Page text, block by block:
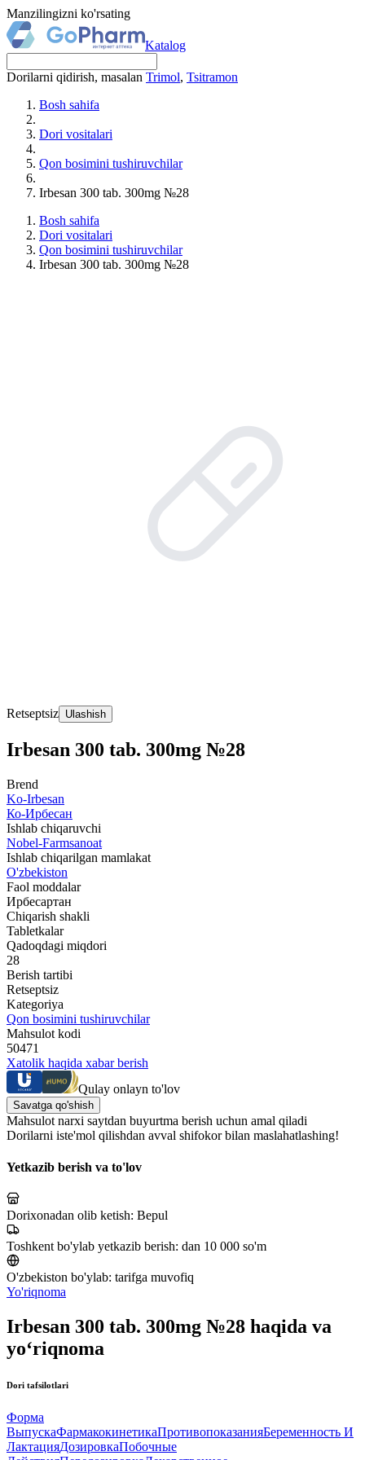
Manzilingizni ko'rsating
Katalog
Dorilarni qidirish, masalan Trimol, Tsitramon
Bosh sahifa
Dori vositalari
Qon bosimini tushiruvchilar
Irbesan 300 tab. 300mg №28
Bosh sahifa
Dori vositalari
Qon bosimini tushiruvchilar
Irbesan 300 tab. 300mg №28
Retseptsiz Ulashish
Irbesan 300 tab. 300mg №28
Brend
Ko-Irbesan
Ко-Ирбесан
Ishlab chiqaruvchi
Nobel-Farmsanoat
Ishlab chiqarilgan mamlakat
O'zbekiston
Faol moddalar
Ирбесартан
Chiqarish shakli
Tabletkalar
Qadoqdagi miqdori
28
Berish tartibi
Retseptsiz
Kategoriya
Qon bosimini tushiruvchilar
Mahsulot kodi
50471
Xatolik haqida xabar berish
Qulay onlayn to'lov
Savatga qo'shish
Mahsulot narxi saytdan buyurtma berish uchun amal qiladi
Dorilarni iste'mol qilishdan avval shifokor bilan maslahatlashing!
Yetkazib berish va to'lov
Dorixonadan olib ketish: Bepul
Toshkent bo'ylab yetkazib berish: dan 10 000 so'm
O'zbekiston bo'ylab: tarifga muvofiq
Yo'riqnoma
Irbesan 300 tab. 300mg №28 haqida va
yo‘riqnoma
Dori tafsilotlari
Форма
ВыпускаФармакокинетикаПротивопоказанияБеременность И
ЛактацияДозировкаПобочные